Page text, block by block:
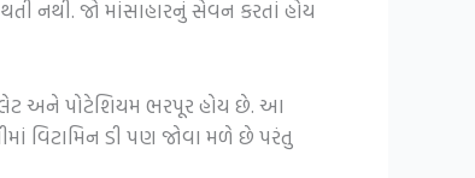
નથી. જો માંસાહારનું સેવન કરતાં હોય
ફોલેટ અને પોટેશિયમ ભરપૂર હોય છે. આ
વિટામિન ડી પણ જોવા મળે છે પરંતુ